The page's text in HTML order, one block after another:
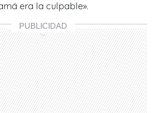
era la culpable».